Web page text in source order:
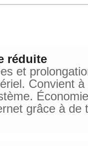
réduite
et
Convient
grâce à de